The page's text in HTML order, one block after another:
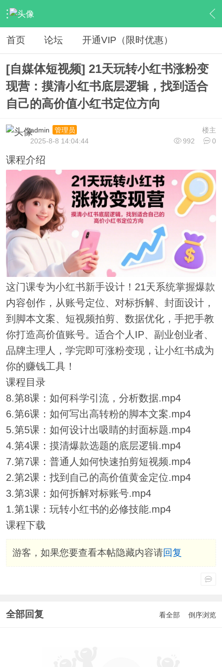
› 网赚资源 › VIP教程 › 内容
首页 论坛 开通VIP（限时优惠）
[自媒体短视频] 21天玩转小红书涨粉变
现营：摸清小红书底层逻辑，找到适合
自己的高价值小红书定位方向
楼主
admin
管理员
992
0
2025-8-8 14:04:44
课程介绍
这门课专为小红书新手设计！21天系统掌握爆款
内容创作，从账号定位、对标拆解、封面设计，
到脚本文案、短视频拍剪、数据优化，手把手教
你打造高价值账号。适合个人IP、副业创业者、
品牌主理人，学完即可涨粉变现，让小红书成为
你的赚钱工具！
课程目录
8.第8课：如何科学引流，分析数据.mp4
6.第6课：如何写出高转粉的脚本文案.mp4
5.第5课：如何设计出吸睛的封面标题.mp4
4.第4课：摸清爆款选题的底层逻辑.mp4
7.第7课：普通人如何快速拍剪短视频.mp4
2.第2课：找到自己的高价值黄金定位.mp4
3.第3课：如何拆解对标账号.mp4
1.第1课：玩转小红书的必修技能.mp4
课程下载
游客，如果您要查看本帖隐藏内容请回复
全部回复 看全部 倒序浏览